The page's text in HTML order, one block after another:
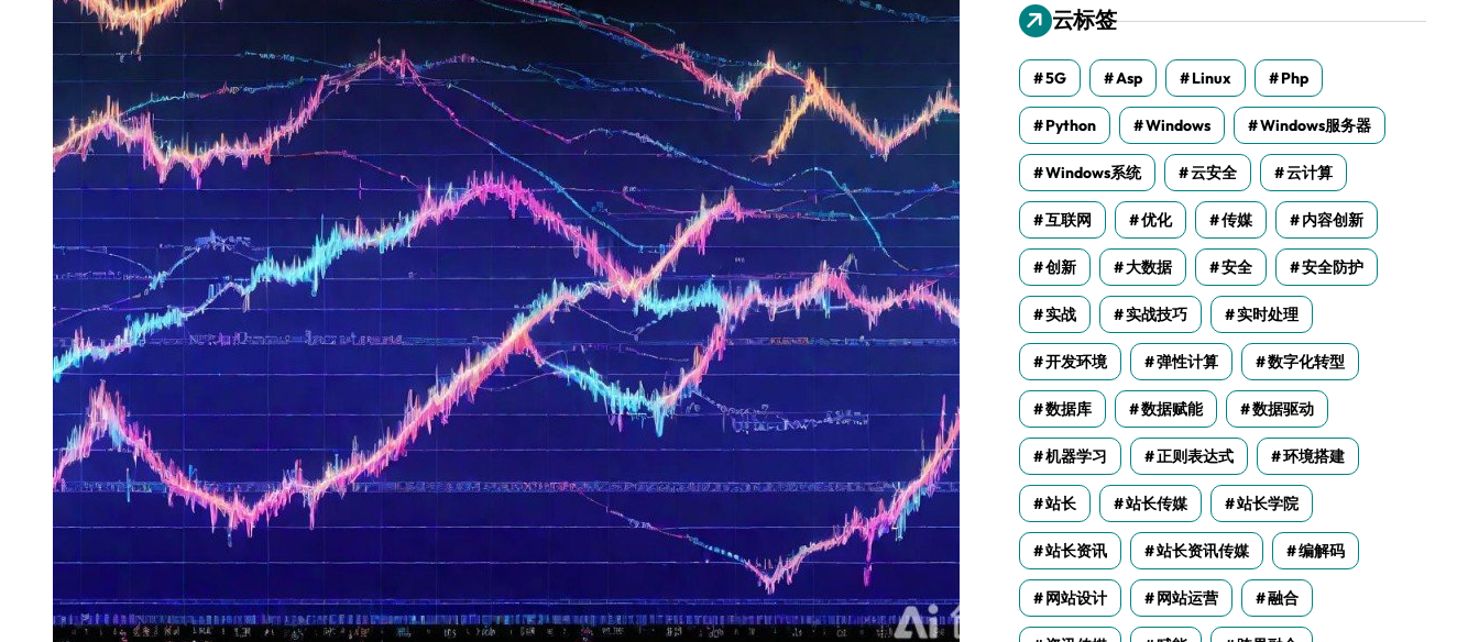
云标签
5G Asp Linux Php
Python Windows Windows服务器
Windows系统 云安全 云计算
互联网 优化 传媒 内容创新
创新 大数据 安全 安全防护
实战 实战技巧 实时处理
开发环境 弹性计算 数字化转型
数据库 数据赋能 数据驱动
机器学习 正则表达式 环境搭建
站长 站长传媒 站长学院
站长资讯 站长资讯传媒 编解码
网站设计 网站运营 融合